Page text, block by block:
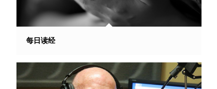
每日读经